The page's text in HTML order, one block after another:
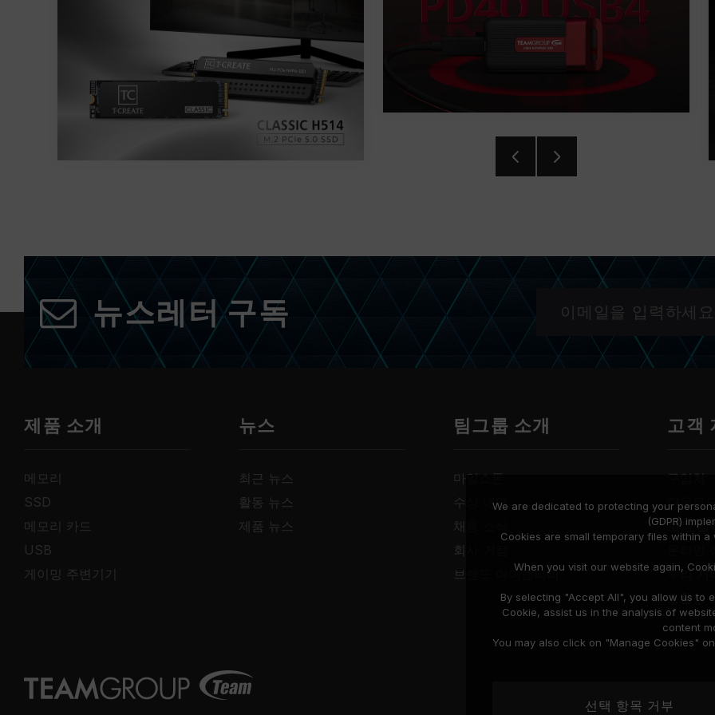
뉴스레터 구독
제품 소개
메모리
SSD
메모리 카드
USB
게이밍 주변기기
뉴스
최근 뉴스
활동 뉴스
제품 뉴스
팀그룹 소개
마일스톤
수상 내역
채용 소식
회사 거점
브랜드 아이덴티티
고객
구입처
다운로
보증 설
수리 서
호환성
We are dedicated to protecting your
(GDPR)
Cookies are small temporary files within
When you visit our website again,
By selecting "Accept All", you allow us to
Cookie, assist us in the analysis of
content
You may also click on "Manage Cookies"
선택 항목 거부